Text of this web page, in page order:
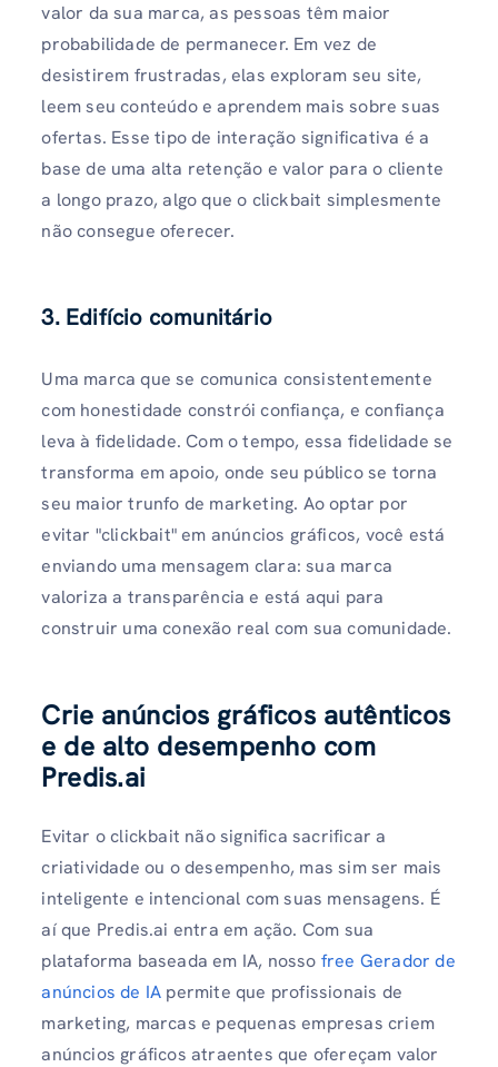
valor da sua marca, as pessoas têm maior
probabilidade de permanecer. Em vez de
desistirem frustradas, elas exploram seu site,
leem seu conteúdo e aprendem mais sobre suas
ofertas. Esse tipo de interação significativa é a
base de uma alta retenção e valor para o cliente
a longo prazo, algo que o clickbait simplesmente
não consegue oferecer.
3. Edifício comunitário
Uma marca que se comunica consistentemente
com honestidade constrói confiança, e confiança
leva à fidelidade. Com o tempo, essa fidelidade se
transforma em apoio, onde seu público se torna
seu maior trunfo de marketing. Ao optar por
evitar "clickbait" em anúncios gráficos, você está
enviando uma mensagem clara: sua marca
valoriza a transparência e está aqui para
construir uma conexão real com sua comunidade.
Crie anúncios gráficos autênticos
e de alto desempenho com
Predis.ai
Evitar o clickbait não significa sacrificar a
criatividade ou o desempenho, mas sim ser mais
inteligente e intencional com suas mensagens. É
aí que Predis.ai entra em ação. Com sua
plataforma baseada em IA, nosso free Gerador de
anúncios de IA permite que profissionais de
marketing, marcas e pequenas empresas criem
anúncios gráficos atraentes que ofereçam valor